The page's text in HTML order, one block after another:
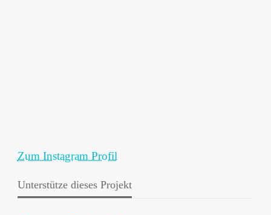
Zum Instagram Profil
Unterstütze dieses Projekt